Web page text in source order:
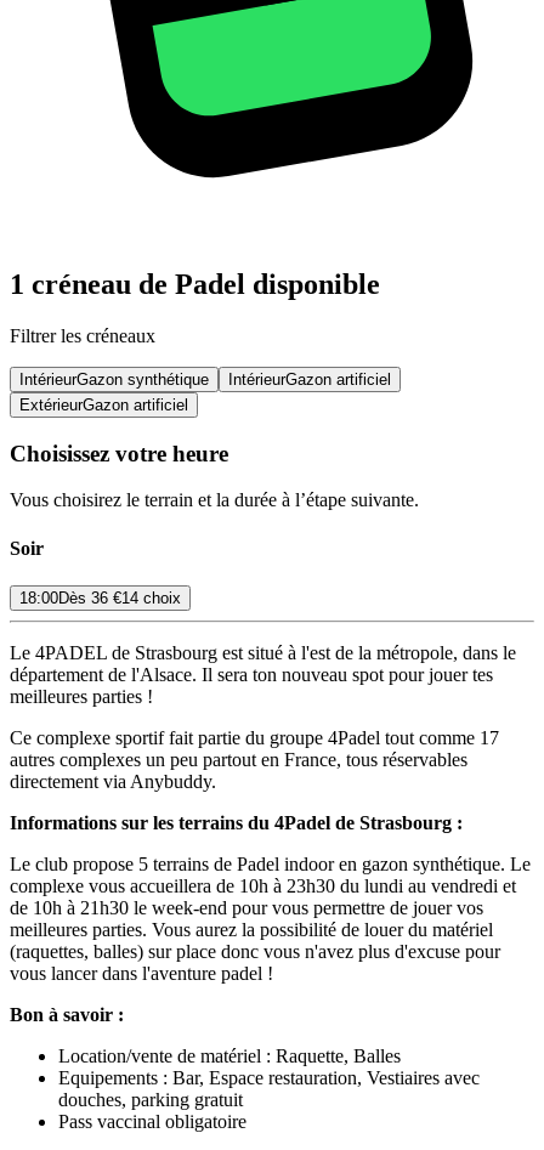
1 créneau de Padel disponible
Filtrer les créneaux
IntérieurGazon synthétique IntérieurGazon artificiel
ExtérieurGazon artificiel
Choisissez votre heure
Vous choisirez le terrain et la durée à l’étape suivante.
Soir
18:00Dès 36 €14 choix
Le 4PADEL de Strasbourg est situé à l'est de la métropole, dans le
département de l'Alsace. Il sera ton nouveau spot pour jouer tes
meilleures parties !
Ce complexe sportif fait partie du groupe 4Padel tout comme 17
autres complexes un peu partout en France, tous réservables
directement via Anybuddy.
Informations sur les terrains du 4Padel de Strasbourg :
Le club propose 5 terrains de Padel indoor en gazon synthétique. Le
complexe vous accueillera de 10h à 23h30 du lundi au vendredi et
de 10h à 21h30 le week-end pour vous permettre de jouer vos
meilleures parties. Vous aurez la possibilité de louer du matériel
(raquettes, balles) sur place donc vous n'avez plus d'excuse pour
vous lancer dans l'aventure padel !
Bon à savoir :
Location/vente de matériel : Raquette, Balles
Equipements : Bar, Espace restauration, Vestiaires avec
douches, parking gratuit
Pass vaccinal obligatoire